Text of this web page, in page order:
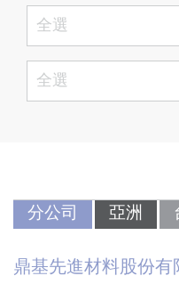
全選
全選
分公司 亞洲
鼎基先進材料股份有